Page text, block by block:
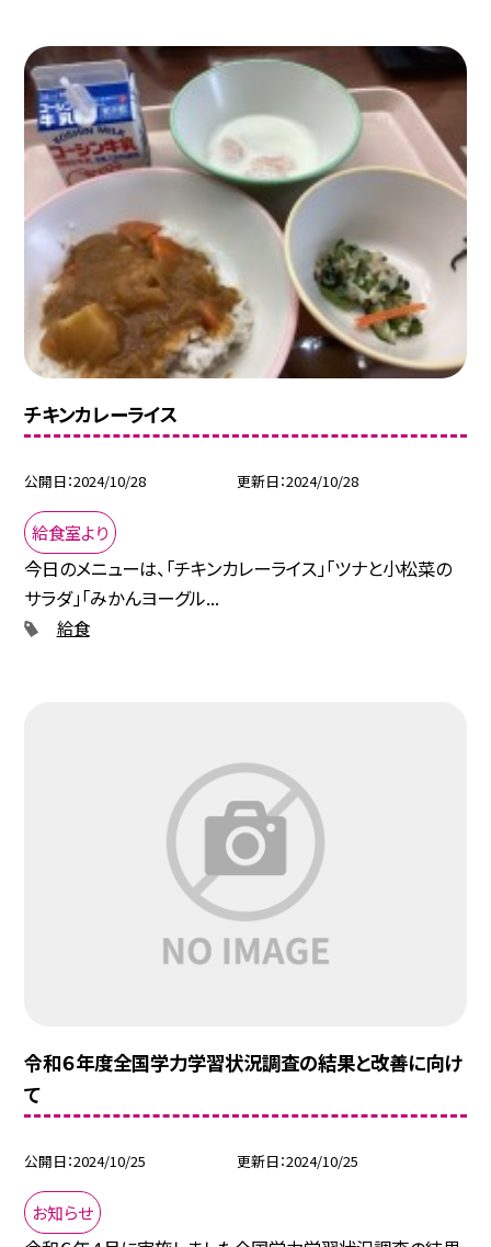
チキンカレーライス
公開日 2024/10/28 更新日 2024/10/28
給食室より
今日のメニューは、「チキンカレーライス」「ツナと小松菜の
サラダ」「みかんヨーグル...
給食
令和６年度全国学力学習状況調査の結果と改善に向け
て
公開日 2024/10/25 更新日 2024/10/25
お知らせ